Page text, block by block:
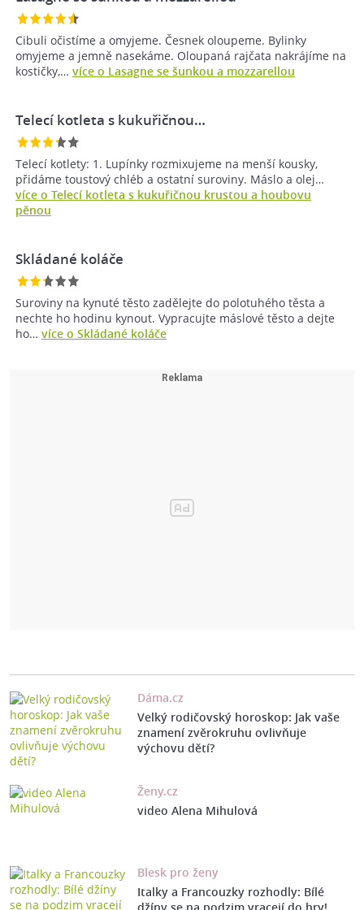
Cibuli očistíme a omyjeme. Česnek oloupeme. Bylinky
omyjeme a jemně nasekáme. Oloupaná rajčata nakrájíme na
kostičky,… více o Lasagne se šunkou a mozzarellou
Telecí kotleta s kukuřičnou…
Telecí kotlety: 1. Lupínky rozmixujeme na menší kousky,
přidáme toustový chléb a ostatní suroviny. Máslo a olej…
více o Telecí kotleta s kukuřičnou krustou a houbovu
pěnou
Skládané koláče
Suroviny na kynuté těsto zadělejte do polotuhého těsta a
nechte ho hodinu kynout. Vypracujte máslové těsto a dejte
ho… více o Skládané koláče
Dáma.cz
Velký rodičovský horoskop: Jak vaše
znamení zvěrokruhu ovlivňuje
výchovu dětí?
Ženy.cz
video Alena Mihulová
Blesk pro ženy
Italky a Francouzky rozhodly: Bílé